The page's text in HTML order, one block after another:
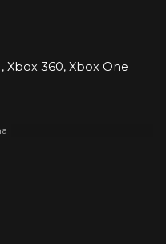
Xbox 360, Xbox One